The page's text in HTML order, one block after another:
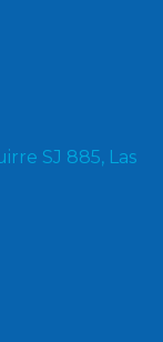
SJ 885, Las